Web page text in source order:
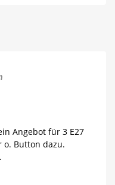
Angebot für 3 E27
o. Button dazu.